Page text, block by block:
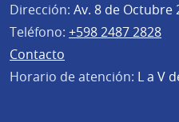
Dirección: Av. 8 de Octubre
Teléfono: +598 2487 2828
Contacto
Horario de atención: L a V